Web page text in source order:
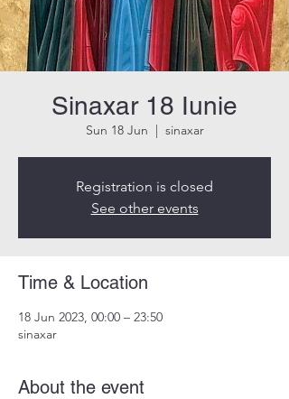
Sinaxar 18 Iunie
Sun 18 Jun
  |
sinaxar
Registration is closed
See other events
Time & Location
18 Jun 2023, 00:00 – 23:50
sinaxar
About the event